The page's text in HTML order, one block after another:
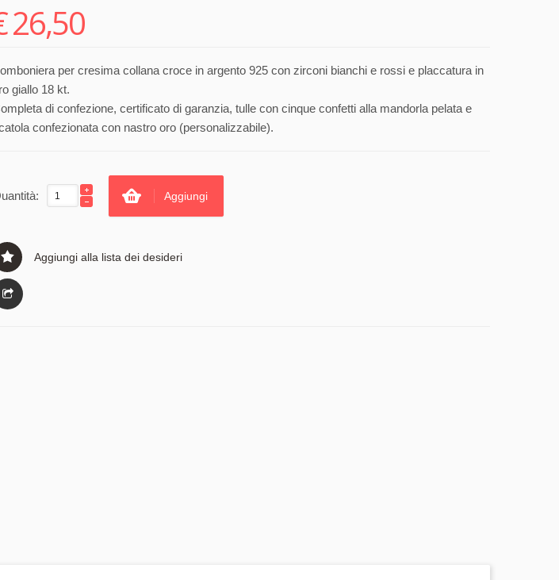
26,50
per cresima collana croce in argento 925 con zirconi bianchi e rossi e placcatura in
giallo 18 kt.
di confezione, certificato di garanzia, tulle con cinque confetti alla mandorla pelata e
confezionata con nastro oro (personalizzabile).
Aggiungi
Aggiungi alla lista dei desideri